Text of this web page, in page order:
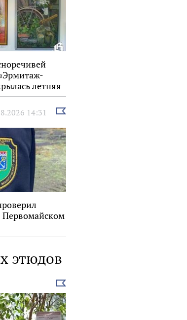
летняя
14:31
Выбрать
Первомайском
этюдов
Выбрать
новость